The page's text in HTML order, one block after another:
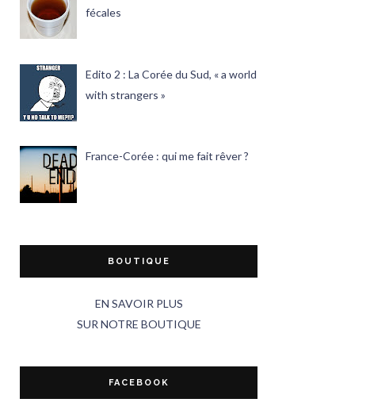
fécales
Edito 2 : La Corée du Sud, « a world
with strangers »
France-Corée : qui me fait rêver ?
BOUTIQUE
EN SAVOIR PLUS
SUR NOTRE BOUTIQUE
FACEBOOK